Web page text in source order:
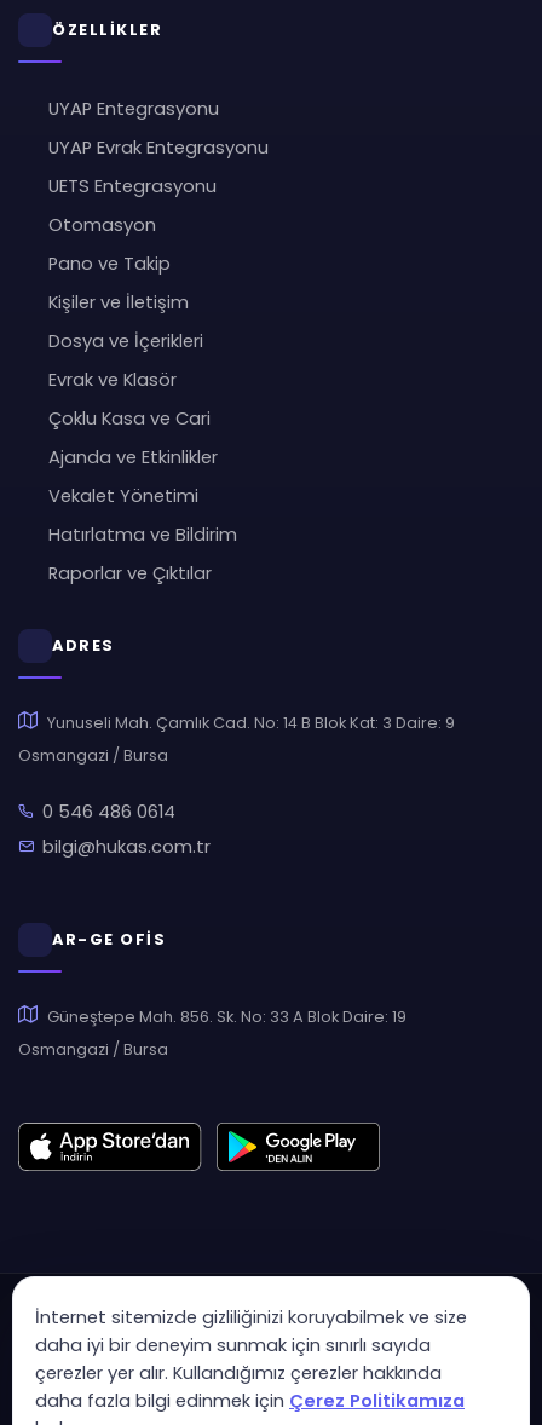
ÖZELLİKLER
UYAP Entegrasyonu
UYAP Evrak Entegrasyonu
UETS Entegrasyonu
Otomasyon
Pano ve Takip
Kişiler ve İletişim
Dosya ve İçerikleri
Evrak ve Klasör
Çoklu Kasa ve Cari
Ajanda ve Etkinlikler
Vekalet Yönetimi
Hatırlatma ve Bildirim
Raporlar ve Çıktılar
ADRES
Yunuseli Mah. Çamlık Cad. No: 14 B Blok Kat: 3 Daire: 9
Osmangazi / Bursa
0 546 486 0614
bilgi@hukas.com.tr
AR-GE OFİS
Güneştepe Mah. 856. Sk. No: 33 A Blok Daire: 19
Osmangazi / Bursa
Copyright © 2007 - 2026 Hukas | Hukuk Asistan • Tüm Hakları
Saklıdır
İnternet sitemizde gizliliğinizi koruyabilmek ve size
daha iyi bir deneyim sunmak için sınırlı sayıda
çerezler yer alır. Kullandığımız çerezler hakkında
daha fazla bilgi edinmek için Çerez Politikamıza